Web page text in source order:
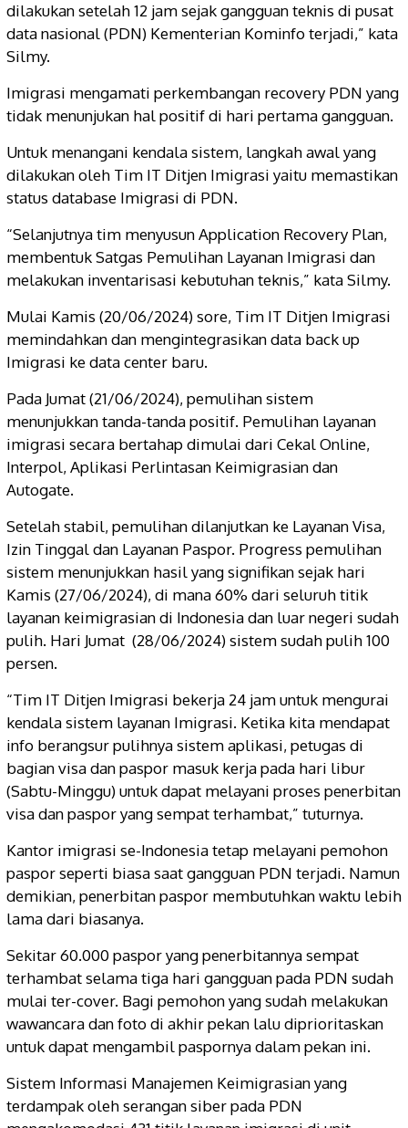
dilakukan setelah 12 jam sejak gangguan teknis di pusat
data nasional (PDN) Kementerian Kominfo terjadi,” kata
Silmy.
Imigrasi mengamati perkembangan recovery PDN yang
tidak menunjukan hal positif di hari pertama gangguan.
Untuk menangani kendala sistem, langkah awal yang
dilakukan oleh Tim IT Ditjen Imigrasi yaitu memastikan
status database Imigrasi di PDN.
“Selanjutnya tim menyusun Application Recovery Plan,
membentuk Satgas Pemulihan Layanan Imigrasi dan
melakukan inventarisasi kebutuhan teknis,” kata Silmy.
Mulai Kamis (20/06/2024) sore, Tim IT Ditjen Imigrasi
memindahkan dan mengintegrasikan data back up
Imigrasi ke data center baru.
Pada Jumat (21/06/2024), pemulihan sistem
menunjukkan tanda-tanda positif. Pemulihan layanan
imigrasi secara bertahap dimulai dari Cekal Online,
Interpol, Aplikasi Perlintasan Keimigrasian dan
Autogate.
Setelah stabil, pemulihan dilanjutkan ke Layanan Visa,
Izin Tinggal dan Layanan Paspor. Progress pemulihan
sistem menunjukkan hasil yang signifikan sejak hari
Kamis (27/06/2024), di mana 60% dari seluruh titik
layanan keimigrasian di Indonesia dan luar negeri sudah
pulih. Hari Jumat (28/06/2024) sistem sudah pulih 100
persen.
“Tim IT Ditjen Imigrasi bekerja 24 jam untuk mengurai
kendala sistem layanan Imigrasi. Ketika kita mendapat
info berangsur pulihnya sistem aplikasi, petugas di
bagian visa dan paspor masuk kerja pada hari libur
(Sabtu-Minggu) untuk dapat melayani proses penerbitan
visa dan paspor yang sempat terhambat,” tuturnya.
Kantor imigrasi se-Indonesia tetap melayani pemohon
paspor seperti biasa saat gangguan PDN terjadi. Namun
demikian, penerbitan paspor membutuhkan waktu lebih
lama dari biasanya.
Sekitar 60.000 paspor yang penerbitannya sempat
terhambat selama tiga hari gangguan pada PDN sudah
mulai ter-cover. Bagi pemohon yang sudah melakukan
wawancara dan foto di akhir pekan lalu diprioritaskan
untuk dapat mengambil paspornya dalam pekan ini.
Sistem Informasi Manajemen Keimigrasian yang
terdampak oleh serangan siber pada PDN